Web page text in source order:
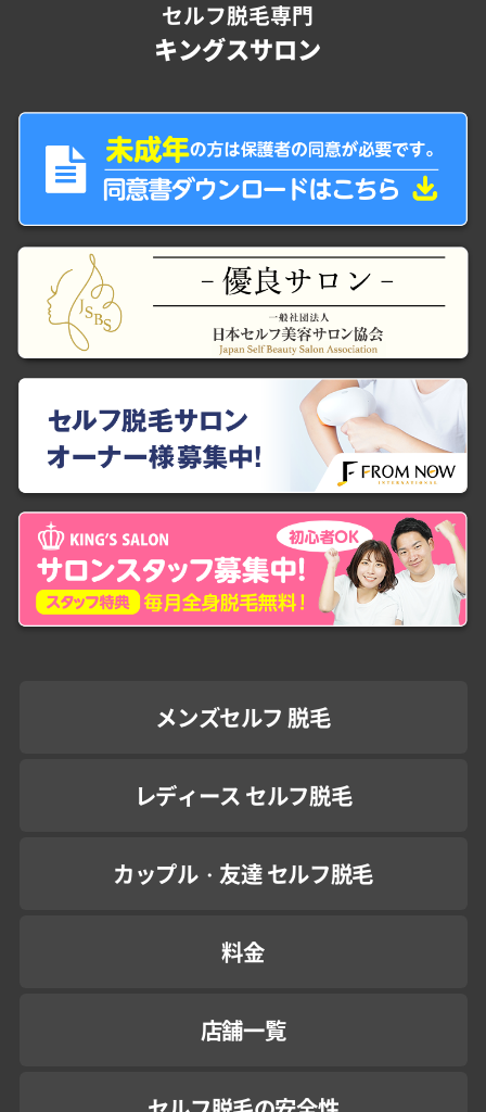
セルフ脱毛専門
キングスサロン
メンズセルフ 脱毛
レディース セルフ脱毛
カップル・友達 セルフ脱毛
料金
店舗一覧